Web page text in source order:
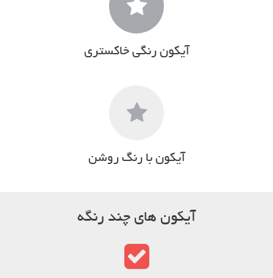
آیکون رنگی خاکستری
آیکون با رنگ روشن
آیکون های چند رنگه